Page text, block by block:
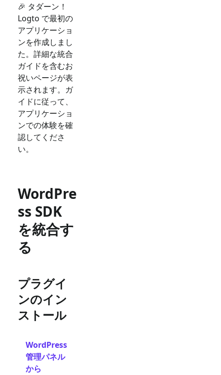
🎉 タダーン！
Logto で最初の
アプリケーショ
ンを作成しまし
た。詳細な統合
ガイドを含むお
祝いページが表
示されます。ガ
イドに従って、
アプリケーショ
ンでの体験を確
認してくださ
い。
WordPre
ss SDK
を統合す
る
プラグイ
ンのイン
ストール
WordPress
管理パネル
から